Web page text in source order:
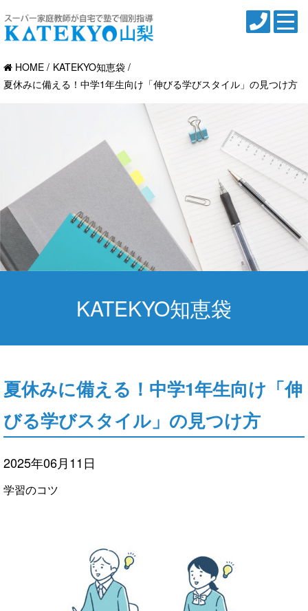
HOME
KATEKYO知恵袋
夏休みに備える！中学1年生向け「伸びる学びスタイル」の見つけ方
KATEKYO知恵袋
夏休みに備える！中学1年生向け「伸
びる学びスタイル」の見つけ方
2025年06月11日
学習のコツ